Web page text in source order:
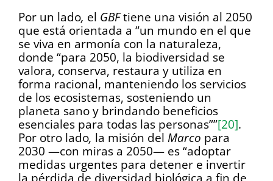
Por un lado, el GBFtiene una visión al 2050
que está orientada a “un mundo en el que
se viva en armonía con la naturaleza,
donde “para 2050, la biodiversidad se
valora, conserva, restaura y utiliza en
forma racional, manteniendo los servicios
de los ecosistemas, sosteniendo un
planeta sano y brindando beneficios
esenciales para todas las personas””[20].
Por otro lado, la misión del Marco para
2030 —con miras a 2050— es “adoptar
medidas urgentes para detener e invertir
la pérdida de diversidad biológica a fin de